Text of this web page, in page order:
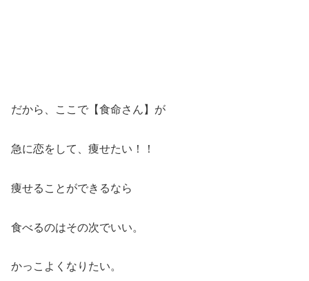
だから、ここで【食命さん】が
急に恋をして、痩せたい！！
痩せることができるなら
食べるのはその次でいい。
かっこよくなりたい。